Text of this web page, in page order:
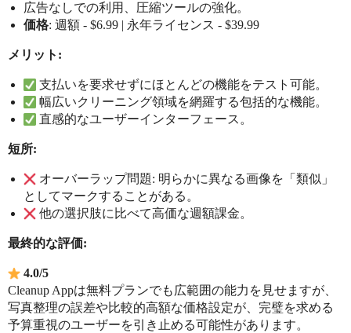
広告なしでの利用、圧縮ツールの強化。
価格: 週額 - $6.99 | 永年ライセンス - $39.99
メリット:
支払いを要求せずにほとんどの機能をテスト可能。
幅広いクリーニング領域を網羅する包括的な機能。
直感的なユーザーインターフェース。
短所:
オーバーラップ問題: 明らかに異なる画像を「類似」
としてマークすることがある。
他の選択肢に比べて高価な週額課金。
最終的な評価:
4.0/5
Cleanup Appは無料プランでも広範囲の能力を見せますが、
写真整理の誤差や比較的高額な価格設定が、完璧を求める
予算重視のユーザーを引き止める可能性があります。